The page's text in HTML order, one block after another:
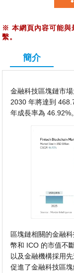
※ 本網頁內容可能
繫。
簡介
金融科技區塊鏈市
2030 年將達到
年成長率為 46.92%。
區塊鏈相關的金融
幣和 ICO 的市值不
以及金融機構採用
促進了金融科技區